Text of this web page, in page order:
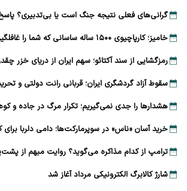
گرانی‌های فعلی نتیجه جنگ است یا بی‌تدبیری؟
خامیز؛ کارپاچیوی ۱۵۰۰ ساله ساسانی که شما را غافلگیر می‌کند!
رمزگشایی از سند آکتائو؛ سهم ایران از دریای خزر
سقوط آزاد گردشگری ایران؛ قربانی رانت دولتی و
هشدارها را جدی نمی‌گیریم؛ تکرار مرگ در جاده و کوه
خرید آسان «ناس» در سوپرمارکت‌ها؛ دامی دلربا برای
ترامپ از کدام مذاکره می‌گوید؟ روایت مبهم از
شارژ کالابرگ الکترونیکی مرداد آغاز شد